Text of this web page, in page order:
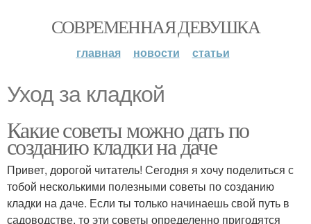
СОВРЕМЕННАЯ ДЕВУШКА
главная новости статьи
Уход за кладкой
Какие советы можно дать по
созданию кладки на даче
Привет, дорогой читатель! Сегодня я хочу поделиться с
тобой несколькими полезными советы по созданию
кладки на даче. Если ты только начинаешь свой путь в
садоводстве, то эти советы определенно пригодятся